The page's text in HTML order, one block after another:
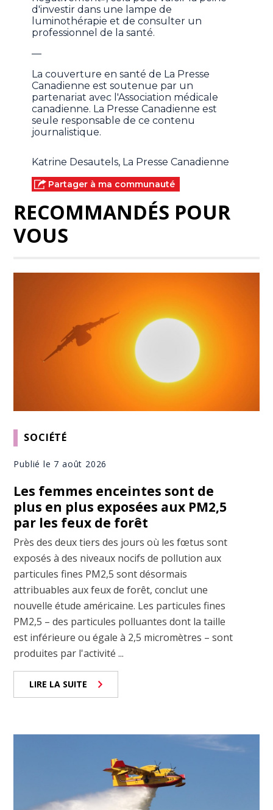
d'investir dans une lampe de
luminothérapie et de consulter un
professionnel de la santé.
—
La couverture en santé de La Presse
Canadienne est soutenue par un
partenariat avec l'Association médicale
canadienne. La Presse Canadienne est
seule responsable de ce contenu
journalistique.
Katrine Desautels, La Presse Canadienne
Partager à ma communauté
RECOMMANDÉS POUR
VOUS
SOCIÉTÉ
Publié le 7 août 2026
Les femmes enceintes sont de
plus en plus exposées aux PM2,5
par les feux de forêt
Près des deux tiers des jours où les fœtus sont
exposés à des niveaux nocifs de pollution aux
particules fines PM2,5 sont désormais
attribuables aux feux de forêt, conclut une
nouvelle étude américaine. Les particules fines
PM2,5 – des particules polluantes dont la taille
est inférieure ou égale à 2,5 micromètres – sont
produites par l'activité ...
LIRE LA SUITE